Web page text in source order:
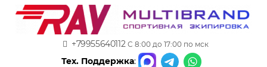
+79955640112 С 8:00 до 17:00 по мск
Тех. Поддержка: